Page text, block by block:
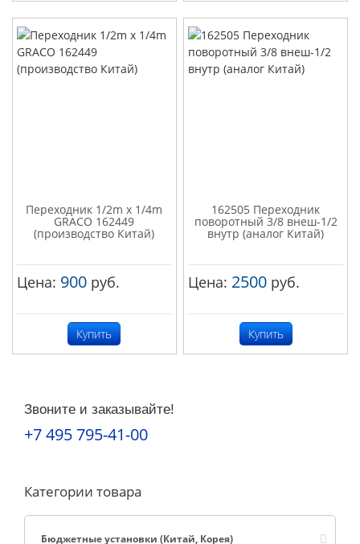
Звоните и заказывайте!
+7 495 795-41-00
Категории товара
Бюджетные установки (Китай, Корея)
Переходник 1/2m x 1/4m
GRACO 162449
(производство Китай)
Цена: 900 руб.
Купить
162505 Переходник
поворотный 3/8 внеш-1/2
внутр (аналог Китай)
Цена: 2500 руб.
Купить